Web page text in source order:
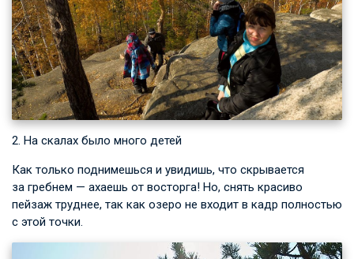
2. На скалах было много детей
Как только поднимешься и увидишь, что скрывается
за гребнем — ахаешь от восторга! Но, снять красиво
пейзаж труднее, так как озеро не входит в кадр полностью
с этой точки.